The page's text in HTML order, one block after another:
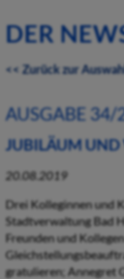
DER
<< Zurück zur
AUSGABE 34/
JUBILÄUM UND
20.08.2019
Drei Kolleginnen und
Stadtverwaltung Bad
Freunden und
gratulieren; Annegret